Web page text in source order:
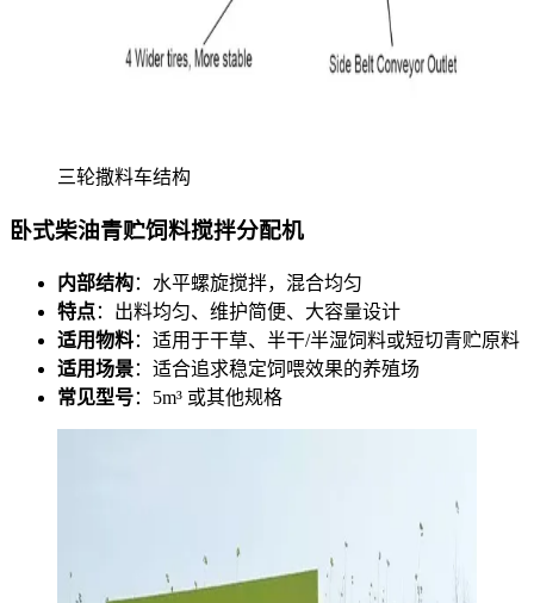
三轮撒料车结构
卧式柴油青贮饲料搅拌分配机
内部结构：水平螺旋搅拌，混合均匀
特点：出料均匀、维护简便、大容量设计
适用物料：适用于干草、半干/半湿饲料或短切青贮原料
适用场景：适合追求稳定饲喂效果的养殖场
常见型号：5m³ 或其他规格